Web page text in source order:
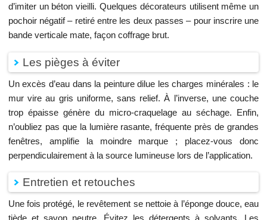
d’imiter un béton vieilli. Quelques décorateurs utilisent même un
pochoir négatif – retiré entre les deux passes – pour inscrire une
bande verticale mate, façon coffrage brut.
Les pièges à éviter
Un excès d’eau dans la peinture dilue les charges minérales : le
mur vire au gris uniforme, sans relief. À l’inverse, une couche
trop épaisse génère du micro-craquelage au séchage. Enfin,
n’oubliez pas que la lumière rasante, fréquente près de grandes
fenêtres, amplifie la moindre marque ; placez-vous donc
perpendiculairement à la source lumineuse lors de l’application.
Entretien et retouches
Une fois protégé, le revêtement se nettoie à l’éponge douce, eau